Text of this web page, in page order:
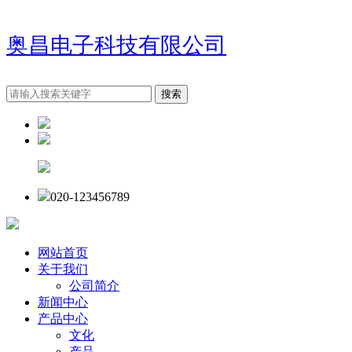
奥昌电子科技有限公司
020-123456789
网站首页
关于我们
公司简介
新闻中心
产品中心
文化